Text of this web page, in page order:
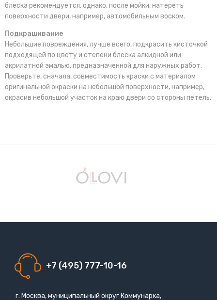
блеска рекомендуется, однако, после мойки, натереть
поверхности двери, например, автомобильным воском.
Подкрашивание
Небольшие повреждения, лучше всего, подкрасить кисточкой
подходящей по цвету и степени блеска алкидной или
акрилатной эмалью, предназначенной для наружных работ.
Проверьте, сначала, совместимость краски с материалом
оригинальной окраски на небольшой поверхности, например,
окрасив небольшой участок на краю двери со стороны петель.
+7 (495) 777-10-16
г. Москва, муниципальный округ Коммунарка,